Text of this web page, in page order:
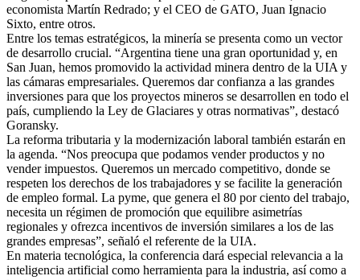
economista Martín Redrado; y el CEO de GATO, Juan Ignacio
Sixto, entre otros.
Entre los temas estratégicos, la minería se presenta como un vector
de desarrollo crucial. “Argentina tiene una gran oportunidad y, en
San Juan, hemos promovido la actividad minera dentro de la UIA y
las cámaras empresariales. Queremos dar confianza a las grandes
inversiones para que los proyectos mineros se desarrollen en todo el
país, cumpliendo la Ley de Glaciares y otras normativas”, destacó
Goransky.
La reforma tributaria y la modernización laboral también estarán en
la agenda. “Nos preocupa que podamos vender productos y no
vender impuestos. Queremos un mercado competitivo, donde se
respeten los derechos de los trabajadores y se facilite la generación
de empleo formal. La pyme, que genera el 80 por ciento del trabajo,
necesita un régimen de promoción que equilibre asimetrías
regionales y ofrezca incentivos de inversión similares a los de las
grandes empresas”, señaló el referente de la UIA.
En materia tecnológica, la conferencia dará especial relevancia a la
inteligencia artificial como herramienta para la industria, así como a